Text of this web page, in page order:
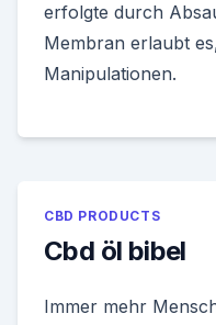
erfolgte durch
Membran erlaubt
Manipulationen.
CBD PRODUCTS
Cbd öl bibel
Immer mehr